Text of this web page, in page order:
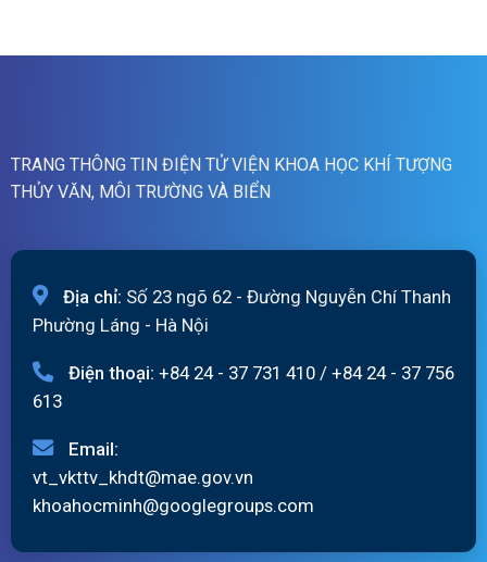
quét
TRANG THÔNG TIN ĐIỆN TỬ VIỆN KHOA HỌC KHÍ TƯỢNG
THỦY VĂN, MÔI TRƯỜNG VÀ BIỂN
Địa chỉ: Số 23 ngõ 62 - Đường Nguyễn Chí Thanh
Phường Láng - Hà Nội
Điện thoại: +84 24 - 37 731 410 / +84 24 - 37 756
613
Email:
vt_vkttv_khdt@mae.gov.vn
khoahocminh@googlegroups.com